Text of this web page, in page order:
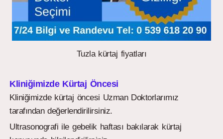
Tuzla kürtaj fiyatları
Kliniğimizde Kürtaj Öncesi
Kliniğimizde kürtaj öncesi Uzman Doktorlarımız
tarafından değerlendirilirsiniz.
Ultrasonografi ile gebelik haftası bakılarak kürtaj